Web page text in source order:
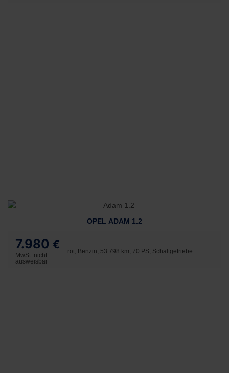
OPEL ADAM 1.2
7.980 €
MwSt. nicht
ausweisbar
rot, Benzin, 53.798 km, 70 PS, Schaltgetriebe